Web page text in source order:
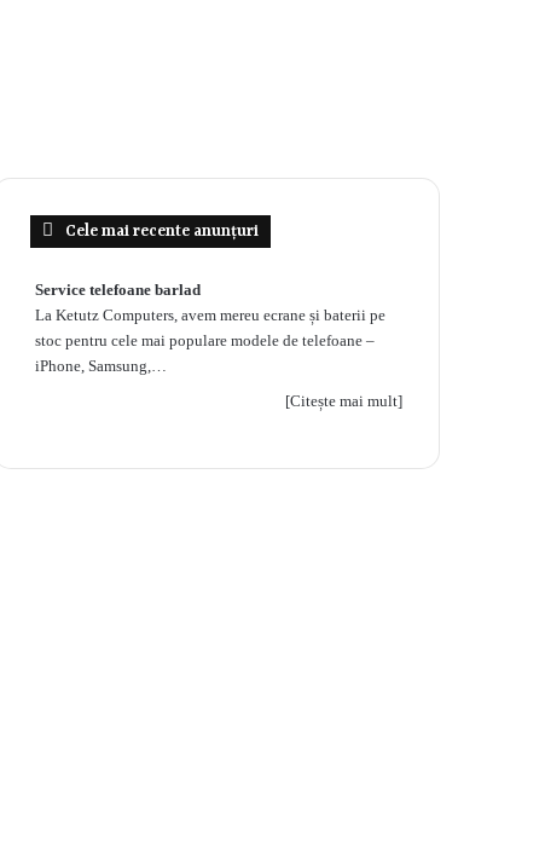
Cele mai recente anunțuri
Service telefoane barlad
La Ketutz Computers, avem mereu ecrane și baterii pe
stoc pentru cele mai populare modele de telefoane –
iPhone, Samsung,…
[Citește mai mult]